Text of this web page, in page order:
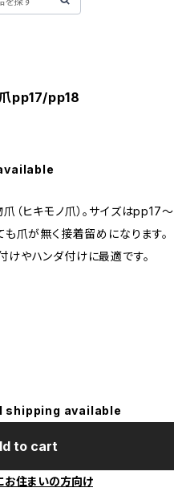
pp17/pp18
爪（ヒキモノ爪）。サイズはpp17〜
爪が無く接着留めになります。
けやハンダ付けに最適です。
shipping available
to cart
お住まいの方向け